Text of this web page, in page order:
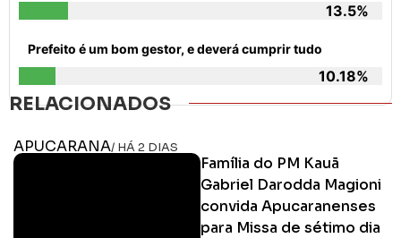
13.5%
Prefeito é um bom gestor, e deverá cumprir tudo
10.18%
RELACIONADOS
APUCARANA/ HÁ 2 DIAS
Família do PM Kauã
Gabriel Darodda Magioni
convida Apucaranenses
para Missa de sétimo dia